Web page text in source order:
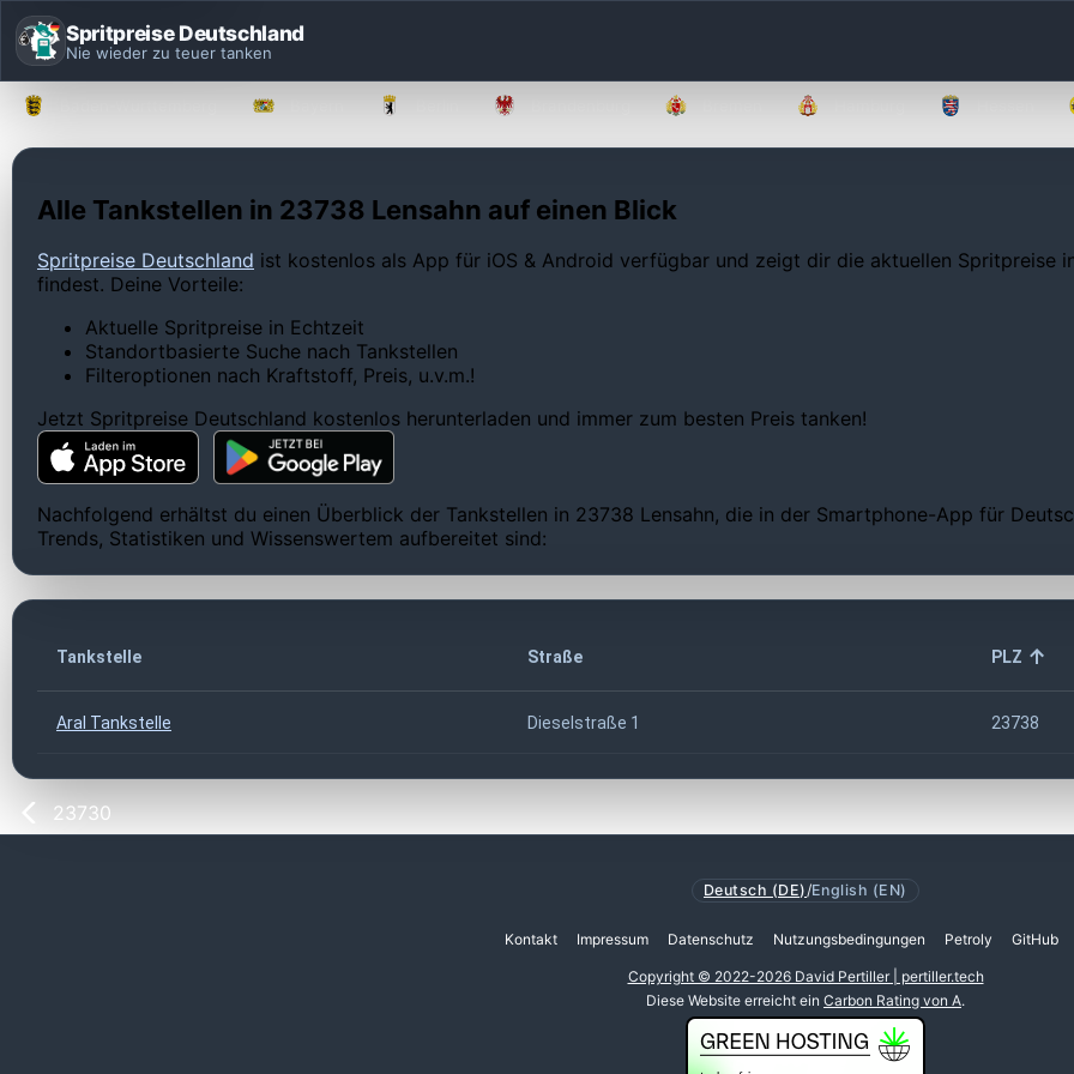
Spritpreise Deutschland
Nie wieder zu teuer tanken
Alle Tankstellen in 23738 Lensahn auf einen Blick
Spritpreise Deutschland ist kostenlos als App für iOS & Android verfügbar und zeigt dir die aktuellen Spritpreise
findest. Deine Vorteile:
Aktuelle Spritpreise in Echtzeit
Standortbasierte Suche nach Tankstellen
Filteroptionen nach Kraftstoff, Preis, u.v.m.!
Jetzt Spritpreise Deutschland kostenlos herunterladen und immer zum besten Preis tanken!
Nachfolgend erhältst du einen Überblick der Tankstellen in 23738 Lensahn, die in der Smartphone-App für
Trends, Statistiken und Wissenswertem aufbereitet sind:
Tankstelle Straße PLZ
Aral Tankstelle Dieselstraße 1 23738
23730
Deutsch (DE) /English (EN)
Kontakt Impressum Datenschutz Nutzungsbedingungen Petroly GitHub
Copyright © 2022-2026 David Pertiller | pertiller.tech
Diese Website erreicht ein Carbon Rating von A.